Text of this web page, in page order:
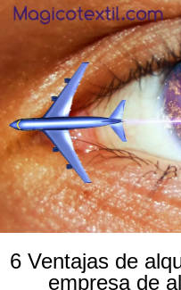
6 Ventajas de
empresa de